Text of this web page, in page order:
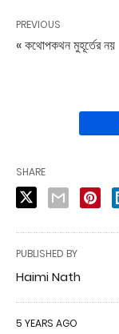
PREVIOUS
« কথোপকথন মুহূর্তের নয়
SHARE
PUBLISHED BY
Haimi Nath
5 YEARS AGO